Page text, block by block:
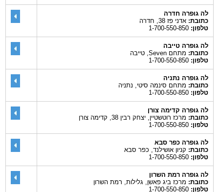
לה גופרה חדרה
כתובת:אדני פז 38, חדרה
טלפון:1-700-550-850
לה גופרה טייבה
כתובת:מתחם Seven, טייבה
טלפון:1-700-550-850
לה גופרה נתניה
כתובת:מתחם סינמה סיטי, נתניה
טלפון:1-700-550-850
לה גופרה קדימה צורן
כתובת:מרכז רוטשטיין, יצחק רבין 38, קדימה צורן
טלפון:1-700-550-850
לה גופרה כפר סבא
כתובת:קניון אושילנד, כפר סבא
טלפון:1-700-550-850
לה גופרה רמת השרון
כתובת:מרכז ביג פאשן, גלילות, רמת השרון
טלפון:1-700-550-850